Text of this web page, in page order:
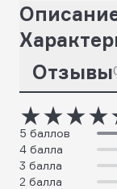
Отзывы
5 баллов
4 балла
3 балла
2 балла